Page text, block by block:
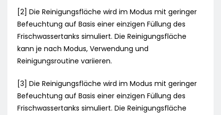
[2] Die Reinigungsfläche wird im Modus mit geringer
Befeuchtung auf Basis einer einzigen Füllung des
Frischwassertanks simuliert. Die Reinigungsfläche
kann je nach Modus, Verwendung und
Reinigungsroutine variieren.
[3] Die Reinigungsfläche wird im Modus mit geringer
Befeuchtung auf Basis einer einzigen Füllung des
Frischwassertanks simuliert. Die Reinigungsfläche